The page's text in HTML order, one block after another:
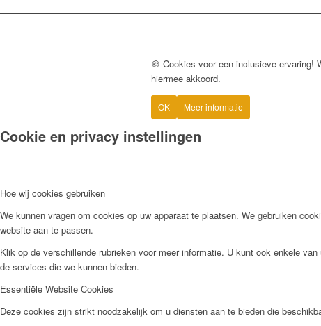
🍪 Cookies voor een inclusieve ervaring!
hiermee akkoord.
OK Meer informatie
Cookie en privacy instellingen
Hoe wij cookies gebruiken
We kunnen vragen om cookies op uw apparaat te plaatsen. We gebruiken
website aan te passen.
Klik op de verschillende rubrieken voor meer informatie. U kunt ook enkele
de services die we kunnen bieden.
Essentiële Website Cookies
Deze cookies zijn strikt noodzakelijk om u diensten aan te bieden die